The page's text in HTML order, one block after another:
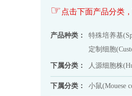
☞ 点击下面产品分类
产品种类： 特殊培养基
定制细胞
下属分类： 人源细胞株
下属分类： 小鼠(Mouese